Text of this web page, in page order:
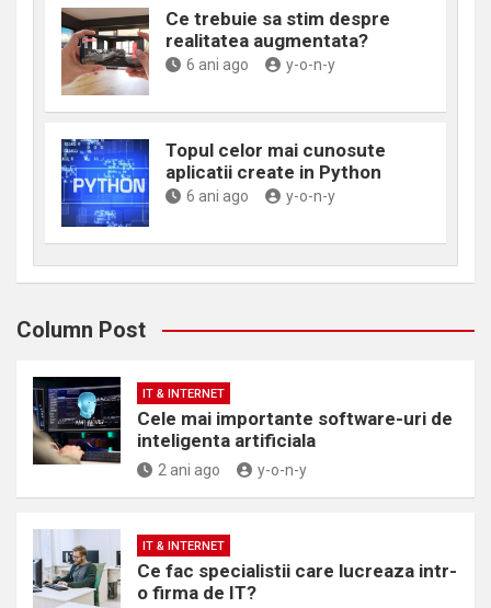
Ce trebuie sa stim despre
realitatea augmentata?
6 ani ago y-o-n-y
Topul celor mai cunosute
aplicatii create in Python
6 ani ago y-o-n-y
Column Post
IT & INTERNET
Cele mai importante software-uri de
inteligenta artificiala
2 ani ago y-o-n-y
IT & INTERNET
Ce fac specialistii care lucreaza intr-
o firma de IT?